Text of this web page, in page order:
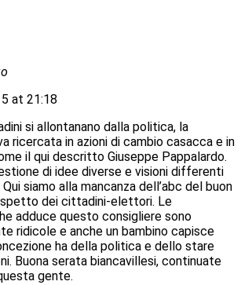
at 21:18
si allontanano dalla politica, la
ricercata in azioni di cambio casacca e in
il qui descritto Giuseppe Pappalardo.
di idee diverse e visioni differenti
siamo alla mancanza dell’abc del buon
dei cittadini-elettori. Le
adduce questo consigliere sono
ridicole e anche un bambino capisce
ha della politica e dello stare
Buona serata biancavillesi, continuate
gente.